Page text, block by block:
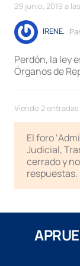
29 junio, 2019 a
IRENE.
Perdón, la ley
Órganos de
Viendo 2 entradas
El foro
Judicial,
cerrado y
respuestas.